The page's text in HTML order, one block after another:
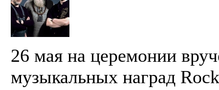
26 мая на церемонии
музыкальных наград